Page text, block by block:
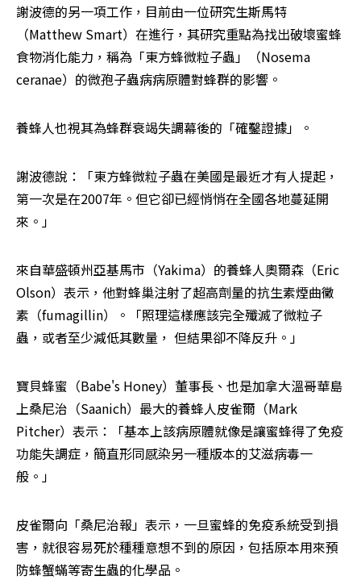
謝波德的另一項工作，目前由一位研究生斯馬特
（Matthew Smart）在進行，其研究重點為找出破壞蜜蜂
食物消化能力，稱為「東方蜂微粒子蟲」（Nosema
ceranae）的微孢子蟲病病原體對蜂群的影響。
養蜂人也視其為蜂群衰竭失調幕後的「確鑿證據」。
謝波德說：「東方蜂微粒子蟲在美國是最近才有人提起，
第一次是在2007年。但它卻已經悄悄在全國各地蔓延開
來。」
來自華盛頓州亞基馬市（Yakima）的養蜂人奧爾森（Eric
Olson）表示，他對蜂巢注射了超高劑量的抗生素煙曲黴
素（fumagillin）。「照理這樣應該完全殲滅了微粒子
蟲，或者至少減低其數量， 但結果卻不降反升。」
寶貝蜂蜜（Babe's Honey）董事長、也是加拿大溫哥華島
上桑尼治（Saanich）最大的養蜂人皮雀爾（Mark
Pitcher）表示：「基本上該病原體就像是讓蜜蜂得了免疫
功能失調症，簡直形同感染另一種版本的艾滋病毒一
般。」
皮雀爾向「桑尼治報」表示，一旦蜜蜂的免疫系統受到損
害，就很容易死於種種意想不到的原因，包括原本用來預
防蜂蟹蟎等寄生蟲的化學品。